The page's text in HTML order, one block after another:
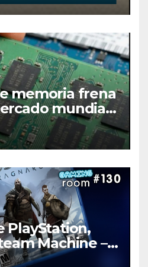
memoria frena
mundial
PlayStation,
Machine –
#130